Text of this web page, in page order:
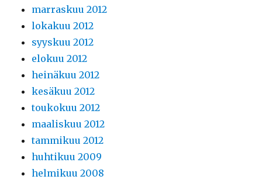
marraskuu 2012
lokakuu 2012
syyskuu 2012
elokuu 2012
heinäkuu 2012
kesäkuu 2012
toukokuu 2012
maaliskuu 2012
tammikuu 2012
huhtikuu 2009
helmikuu 2008